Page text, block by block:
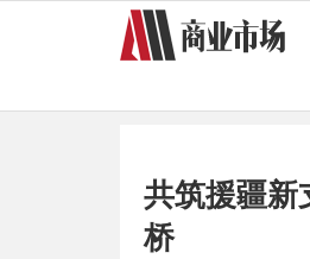
共筑援疆新
桥